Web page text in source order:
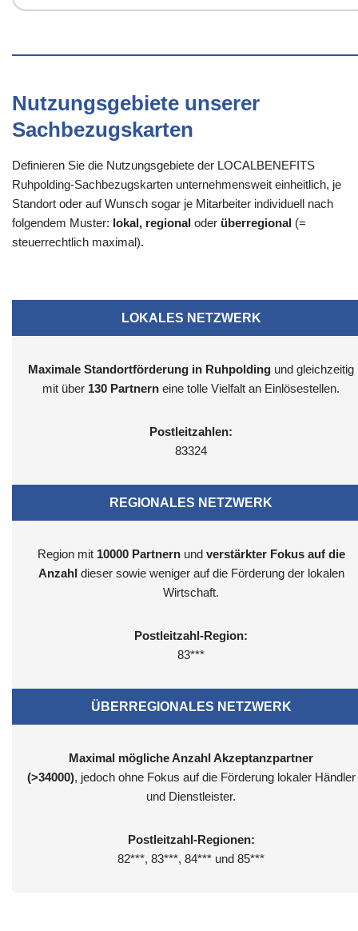
Nutzungsgebiete unserer
Sachbezugskarten
Definieren Sie die Nutzungsgebiete der LOCALBENEFITS
Ruhpolding-Sachbezugskarten unternehmensweit einheitlich, je
Standort oder auf Wunsch sogar je Mitarbeiter individuell nach
folgendem Muster: lokal, regional oder überregional (=
steuerrechtlich maximal).
LOKALES NETZWERK
Maximale Standortförderung in Ruhpolding und gleichzeitig
mit über 130 Partnern eine tolle Vielfalt an Einlösestellen.
Postleitzahlen:
83324
REGIONALES NETZWERK
Region mit 10000 Partnernund verstärkter Fokus auf die
Anzahl dieser sowie weniger auf die Förderung der lokalen
Wirtschaft.
Postleitzahl-Region:
83***
ÜBERREGIONALES NETZWERK
Maximal mögliche Anzahl Akzeptanzpartner
(>34000), jedoch ohne Fokus auf die Förderung lokaler Händler
und Dienstleister.
Postleitzahl-Regionen:
82***, 83***, 84*** und 85***